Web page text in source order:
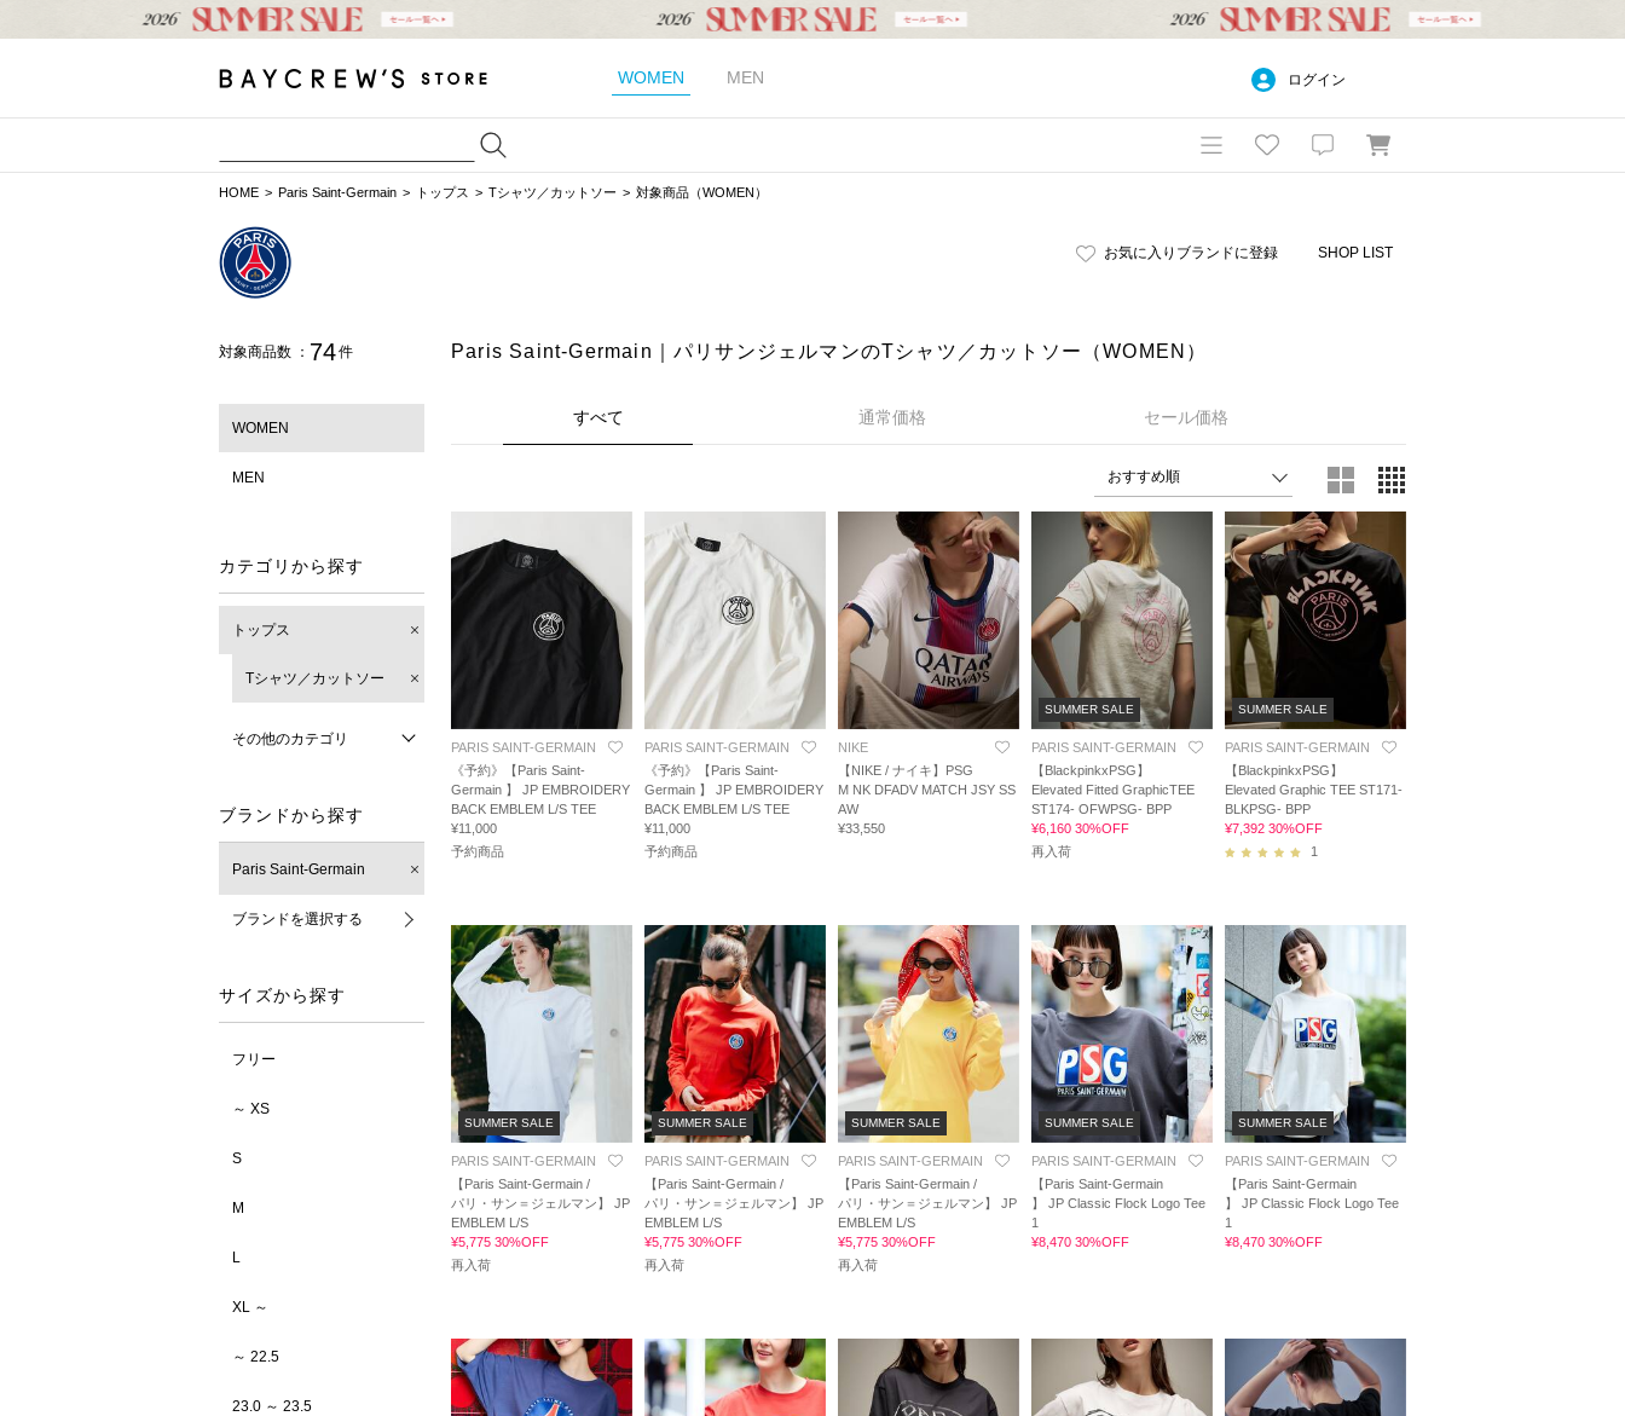
WOMEN MEN ログイン
HOME Paris Saint-Germain トップス Tシャツ／カットソー 対象商品（WOMEN）
お気に入りブランドに登録 SHOP LIST
対象商品数 ： 74件
WOMEN
MEN
カテゴリから探す
トップス
Tシャツ／カットソー
その他のカテゴリ
ブランドから探す
Paris Saint-Germain
ブランドを選択する
サイズから探す
フリー
～ XS
S
M
L
XL ～
～ 22.5
23.0 ～ 23.5
Paris Saint-Germain｜パリサンジェルマンのTシャツ／カットソー（WOMEN）
すべて 通常価格 セール価格
PARIS SAINT-GERMAIN
《予約》【Paris Saint-
Germain 】 JP EMBROIDERY
BACK EMBLEM L/S TEE
¥11,000
予約商品
PARIS SAINT-GERMAIN
《予約》【Paris Saint-
Germain 】 JP EMBROIDERY
BACK EMBLEM L/S TEE
¥11,000
予約商品
NIKE
【NIKE / ナイキ】PSG
M NK DFADV MATCH JSY SS
AW
¥33,550
SUMMER SALE
PARIS SAINT-GERMAIN
【BlackpinkxPSG】
Elevated Fitted GraphicTEE
ST174- OFWPSG- BPP
¥6,160 30%OFF
再入荷
SUMMER SALE
PARIS SAINT-GERMAIN
【BlackpinkxPSG】
Elevated Graphic TEE ST171-
BLKPSG- BPP
¥7,392 30%OFF
1
SUMMER SALE
PARIS SAINT-GERMAIN
【Paris Saint-Germain /
パリ・サン＝ジェルマン】 JP
EMBLEM L/S
¥5,775 30%OFF
再入荷
SUMMER SALE
PARIS SAINT-GERMAIN
【Paris Saint-Germain /
パリ・サン＝ジェルマン】 JP
EMBLEM L/S
¥5,775 30%OFF
再入荷
SUMMER SALE
PARIS SAINT-GERMAIN
【Paris Saint-Germain /
パリ・サン＝ジェルマン】 JP
EMBLEM L/S
¥5,775 30%OFF
再入荷
SUMMER SALE
PARIS SAINT-GERMAIN
【Paris Saint-Germain
】 JP Classic Flock Logo Tee
1
¥8,470 30%OFF
SUMMER SALE
PARIS SAINT-GERMAIN
【Paris Saint-Germain
】 JP Classic Flock Logo Tee
1
¥8,470 30%OFF